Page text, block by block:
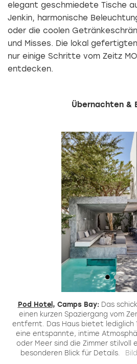
elegant geschmiedete Tische
Jenkin, harmonische
oder die coolen
und Misses. Die lokal
nur einige Schritte vom Zeitz
entdecken.
Übernachten &
Pod Hotel , Camps Bay: Das
einen kurzen Spaziergang vom
entfernt. Das Haus bietet lediglich
eine entspannte, intime
oder Meer sind die Zimmer stilvoll
besonderen Blick für Details.